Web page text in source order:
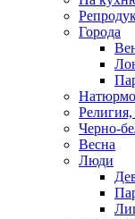
Города
Черно-
Весна
Люди